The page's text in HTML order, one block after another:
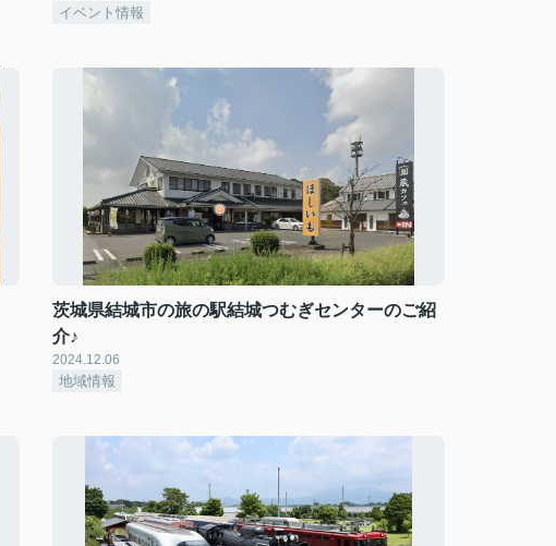
イベント情報
茨城県結城市の旅の駅結城つむぎセンターのご紹
介♪
2024.12.06
地域情報